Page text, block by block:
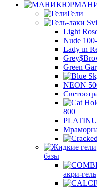
Гели
Light
Nude
Lady in
Green
NEON
800
базы
акри-гель